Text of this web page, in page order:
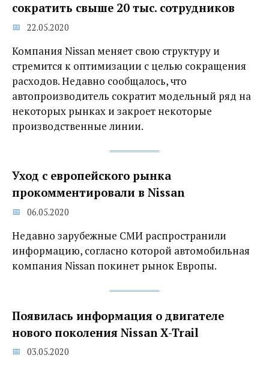
сократить свыше 20 тыс. сотрудников
22.05.2020
Компания Nissan меняет свою структуру и
стремится к оптимизации с целью сокращения
расходов. Недавно сообщалось, что
автопроизводитель сократит модельный ряд на
некоторых рынках и закроет некоторые
производственные линии.
Уход с европейского рынка
прокомментировали в Nissan
06.05.2020
Недавно зарубежные СМИ распространили
информацию, согласно которой автомобильная
компания Nissan покинет рынок Европы.
Появилась информация о двигателе
нового поколения Nissan X-Trail
03.05.2020